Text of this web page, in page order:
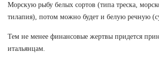
Морскую рыбу белых сортов (типа треска,
тилапия), потом можно будет и белую речную
Тем не менее финансовые жертвы придется
итальянцам.